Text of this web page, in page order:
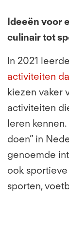
Ideeën voor
culinair tot
In 2021
activiteiten
kiezen vaker
activiteiten
leren
doen” in
genoemde
ook
sporten,